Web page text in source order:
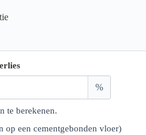
%
te berekenen.
op een cementgebonden vloer)